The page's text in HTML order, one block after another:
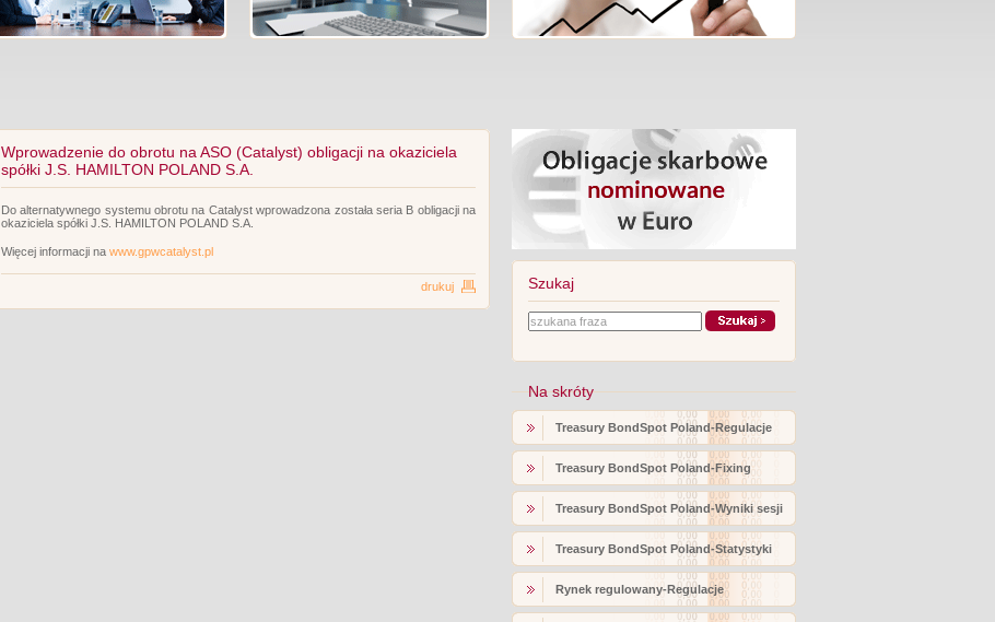
Wprowadzenie do obrotu na ASO (Catalyst) obligacji na okaziciela
spółki J.S. HAMILTON POLAND S.A.
Do alternatywnego systemu obrotu na Catalyst wprowadzona została seria B obligacji na
okaziciela spółki J.S. HAMILTON POLAND S.A.
Więcej informacji na www.gpwcatalyst.pl
drukuj Szukaj
Na skróty
Treasury BondSpot Poland-Regulacje
Treasury BondSpot Poland-Fixing
Treasury BondSpot Poland-Wyniki sesji
Treasury BondSpot Poland-Statystyki
Rynek regulowany-Regulacje